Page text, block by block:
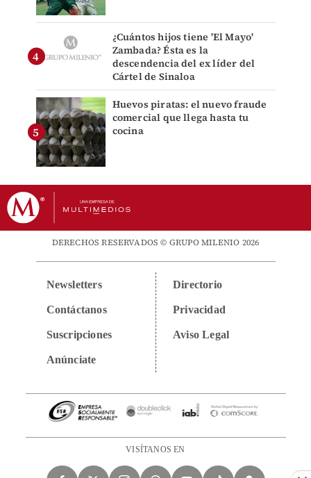
¿Cuántos hijos tiene 'El Mayo'
Zambada? Ésta es la
descendencia del ex líder del
Cártel de Sinaloa
Huevos piratas: el nuevo fraude
comercial que llega hasta tu
cocina
DERECHOS RESERVADOS © GRUPO MILENIO 2026
Newsletters
Contáctanos
Suscripciones
Anúnciate
Directorio
Privacidad
Aviso Legal
VISÍTANOS EN